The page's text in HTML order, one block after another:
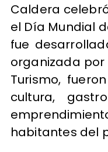
Caldera
el Día Mundial
fue
organizada por
Turismo,
cultura,
habitantes del